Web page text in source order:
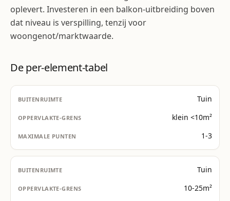
oplevert. Investeren in een balkon-uitbreiding boven
dat niveau is verspilling, tenzij voor
woongenot/marktwaarde.
De per-element-tabel
Tuin
klein <10m²
1-3
Tuin
10-25m²